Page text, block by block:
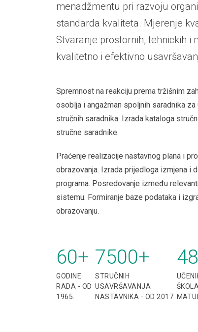
menadžmentu pri razvoju
standarda kvaliteta. Mjerenje
Stvaranje prostornih, tehnickih i
kvalitetno i efektivno
Spremnost na reakciju prema tržišnim
osoblja i angažman spoljnih saradnika
stručnih saradnika. Izrada kataloga
stručne saradnike.
Praćenje realizacije nastavnog plana i
obrazovanja. Izrada prijedloga izmjena i
programa. Posredovanje između
sistemu. Formiranje baze podataka i
obrazovanju.
60+
GODINE
RADA - OD
1965.
7500+
STRUČNIH
USAVRŠAVANJA
NASTAVNIKA - OD 2017.